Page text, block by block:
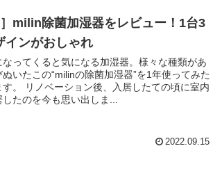
］milin除菌加湿器をレビュー！1台3
インがおしゃれ
ってくると気になる加湿器。様々な種類があ
いたこの“milinの除菌加湿器”を1年使ってみた
。 リノベーション後、入居したての頃に室内
たのを今も思い出しま...
2022.09.15